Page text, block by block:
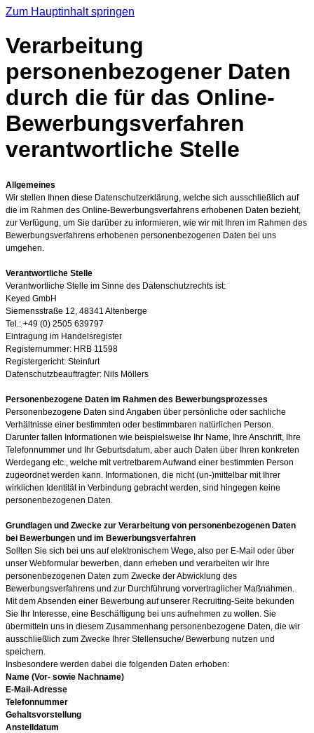
Zum Hauptinhalt springen
Verarbeitung
personenbezogener Daten
durch die für das Online-
Bewerbungsverfahren
verantwortliche Stelle
Allgemeines
Wir stellen Ihnen diese Datenschutzerklärung, welche sich ausschließlich auf
die im Rahmen des Online-Bewerbungsverfahrens erhobenen Daten bezieht,
zur Verfügung, um Sie darüber zu informieren, wie wir mit Ihren im Rahmen des
Bewerbungsverfahrens erhobenen personenbezogenen Daten bei uns
umgehen.
Verantwortliche Stelle
Verantwortliche Stelle im Sinne des Datenschutzrechts ist:
Keyed GmbH
Siemensstraße 12, 48341 Altenberge
Tel.: +49 (0) 2505 639797
Eintragung im Handelsregister
Registernummer: HRB 11598
Registergericht: Steinfurt
Datenschutzbeauftragter: Nils Möllers
Personenbezogene Daten im Rahmen des Bewerbungsprozesses
Personenbezogene Daten sind Angaben über persönliche oder sachliche
Verhältnisse einer bestimmten oder bestimmbaren natürlichen Person.
Darunter fallen Informationen wie beispielsweise Ihr Name, Ihre Anschrift, Ihre
Telefonnummer und Ihr Geburtsdatum, aber auch Daten über Ihren konkreten
Werdegang etc., welche mit vertretbarem Aufwand einer bestimmten Person
zugeordnet werden kann. Informationen, die nicht (un-)mittelbar mit Ihrer
wirklichen Identität in Verbindung gebracht werden, sind hingegen keine
personenbezogenen Daten.
Grundlagen und Zwecke zur Verarbeitung von personenbezogenen Daten
bei Bewerbungen und im Bewerbungsverfahren
Sollten Sie sich bei uns auf elektronischem Wege, also per E-Mail oder über
unser Webformular bewerben, dann erheben und verarbeiten wir Ihre
personenbezogenen Daten zum Zwecke der Abwicklung des
Bewerbungsverfahrens und zur Durchführung vorvertraglicher Maßnahmen.
Mit dem Absenden einer Bewerbung auf unserer Recruiting-Seite bekunden
Sie Ihr Interesse, eine Beschäftigung bei uns aufnehmen zu wollen. Sie
übermitteln uns in diesem Zusammenhang personenbezogene Daten, die wir
ausschließlich zum Zwecke Ihrer Stellensuche/ Bewerbung nutzen und
speichern.
Insbesondere werden dabei die folgenden Daten erhoben:
Name (Vor- sowie Nachname)
E-Mail-Adresse
Telefonnummer
Gehaltsvorstellung
Anstelldatum